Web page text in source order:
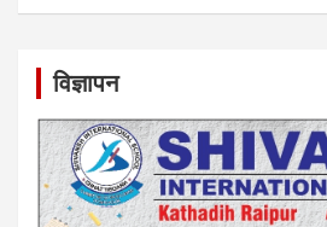
विज्ञापन